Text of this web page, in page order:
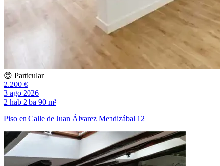
😍 Particular
2.200 €
3 ago 2026
2 hab 2 ba 90 m²
Piso en Calle de Juan Álvarez Mendizábal 12